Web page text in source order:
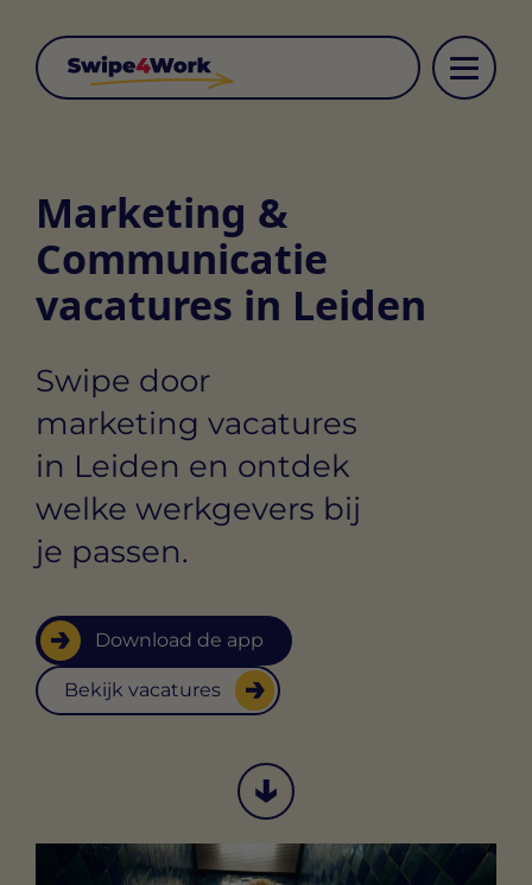
Marketing &
Communicatie
vacatures in Leiden
Swipe door
marketing vacatures
in Leiden en ontdek
welke werkgevers bij
je passen.
Download de app
Bekijk vacatures